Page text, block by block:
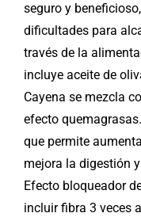
seguro y
dificultades para
través de la
incluye aceite de
Cayena se mezcla
efecto
que permite
mejora la digestión
Efecto bloqueador
incluir fibra 3 veces